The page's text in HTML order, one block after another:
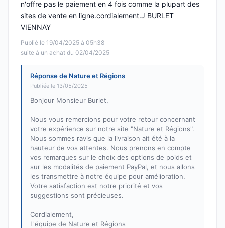
Publié le 19/04/2025 à 05h38
suite à un achat du 02/04/2025
n'offre pas le paiement en 4 fois comme la plupart des
sites de vente en ligne.cordialement.J BURLET
VIENNAY
Réponse de Nature et Régions
Publiée le 13/05/2025
Bonjour Monsieur Burlet,
Nous vous remercions pour votre retour concernant
votre expérience sur notre site "Nature et Régions".
Nous sommes ravis que la livraison ait été à la
hauteur de vos attentes. Nous prenons en compte
vos remarques sur le choix des options de poids et
sur les modalités de paiement PayPal, et nous allons
les transmettre à notre équipe pour amélioration.
Votre satisfaction est notre priorité et vos
suggestions sont précieuses.
Cordialement,
L'équipe de Nature et Régions